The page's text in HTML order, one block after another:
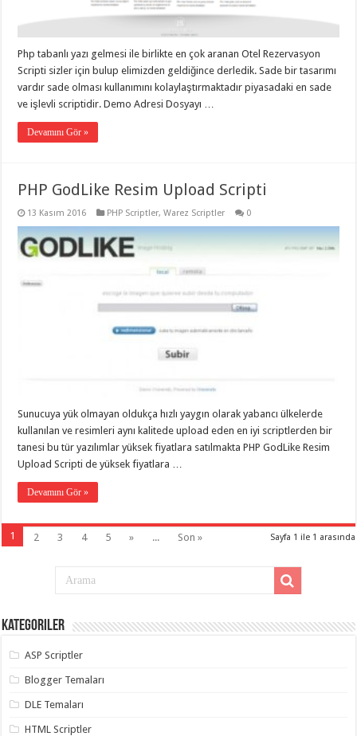
Php tabanlı yazı gelmesi ile birlikte en çok aranan Otel Rezervasyon
Scripti sizler için bulup elimizden geldiğince derledik. Sade bir tasarımı
vardır sade olması kullanımını kolaylaştırmaktadır piyasadaki en sade
ve işlevli scriptidir. Demo Adresi Dosyayı …
Devamını Gör »
PHP GodLike Resim Upload Scripti
13 Kasım 2016 PHP Scriptler,Warez Scriptler 0
Sunucuya yük olmayan oldukça hızlı yaygın olarak yabancı ülkelerde
kullanılan ve resimleri aynı kalitede upload eden en iyi scriptlerden bir
tanesi bu tür yazılımlar yüksek fiyatlara satılmakta PHP GodLike Resim
Upload Scripti de yüksek fiyatlara …
Devamını Gör »
Sayfa 1 ile 1 arasında
1 2 3 4 5 » ... Son »
Kategoriler
ASP Scriptler
Blogger Temaları
DLE Temaları
HTML Scriptler